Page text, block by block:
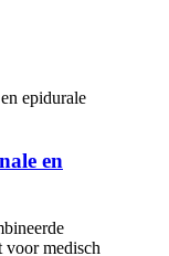
en
voor medisch